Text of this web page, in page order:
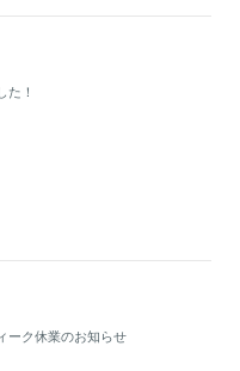
た！
ーク休業のお知らせ